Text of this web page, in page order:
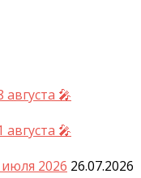
🎤
🎤
2026 26.07.2026